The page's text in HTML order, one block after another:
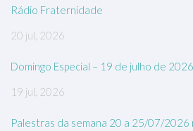
Rádio Fraternidade
20 jul, 2026
Domingo Especial – 19 de julho de 2026
19 jul, 2026
Palestras da semana 20 a 25/07/2026